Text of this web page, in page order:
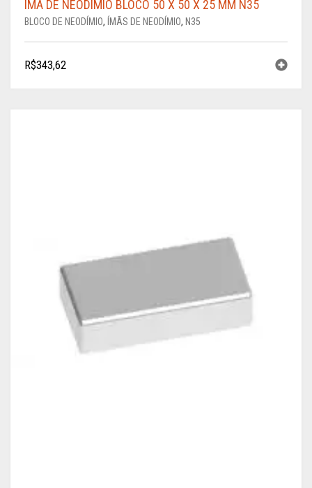
ÍMÃ DE NEODÍMIO BLOCO 50 X 50 X 25 MM N35
BLOCO DE NEODÍMIO, ÍMÃS DE NEODÍMIO, N35
R$343,62